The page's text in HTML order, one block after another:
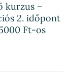
kurzus –
2. időpont
Ft-os